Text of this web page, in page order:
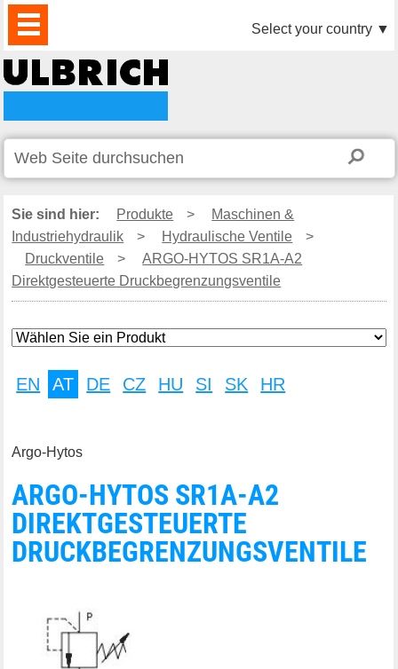
PRODUKTE
AKTUELLES
DOWNLOAD
VIDEO
PARTNER
UNTERNEHMEN
KONTAKTE Select your country ▼
Sie sind hier: Produkte >
Maschinen &
Industriehydraulik
> Hydraulische Ventile
>
Druckventile
>
ARGO-HYTOS SR1A-A2
Direktgesteuerte Druckbegrenzungsventile
EN AT DE CZ HU SI SK HR
Argo-Hytos
ARGO-HYTOS SR1A-A2
DIREKTGESTEUERTE
DRUCKBEGRENZUNGSVENTILE